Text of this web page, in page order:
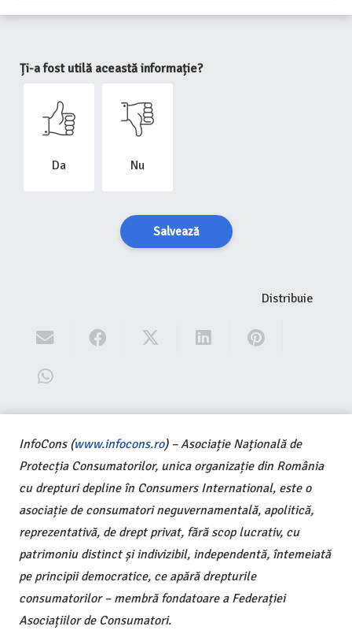
Ți-a fost utilă această informație?
Da Nu
Salvează
Distribuie
InfoCons (www.infocons.ro) – Asociație Națională de
Protecția Consumatorilor, unica organizație din România
cu drepturi depline în Consumers International, este o
asociație de consumatori neguvernamentală, apolitică,
reprezentativă, de drept privat, fără scop lucrativ, cu
patrimoniu distinct și indivizibil, independentă, întemeiată
pe principii democratice, ce apără drepturile
consumatorilor – membră fondatoare a Federației
Asociațiilor de Consumatori.